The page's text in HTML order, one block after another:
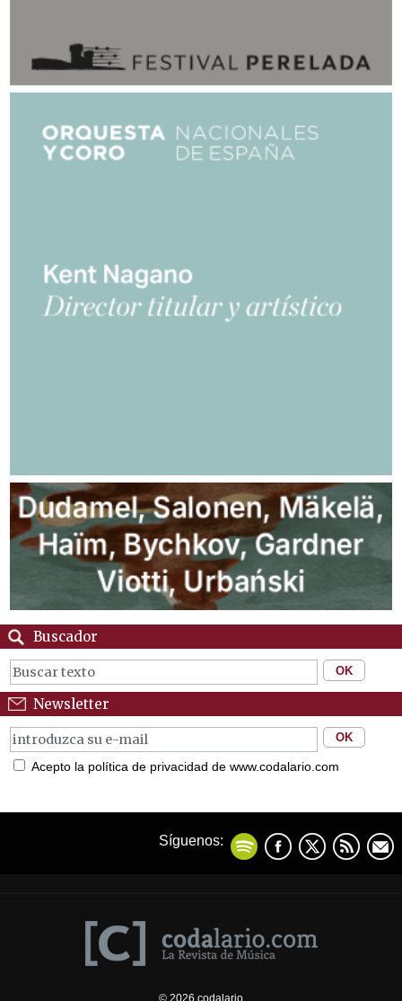
Buscador
Newsletter
Acepto la política de privacidad de www.codalario.com
Síguenos:
© 2026 codalario